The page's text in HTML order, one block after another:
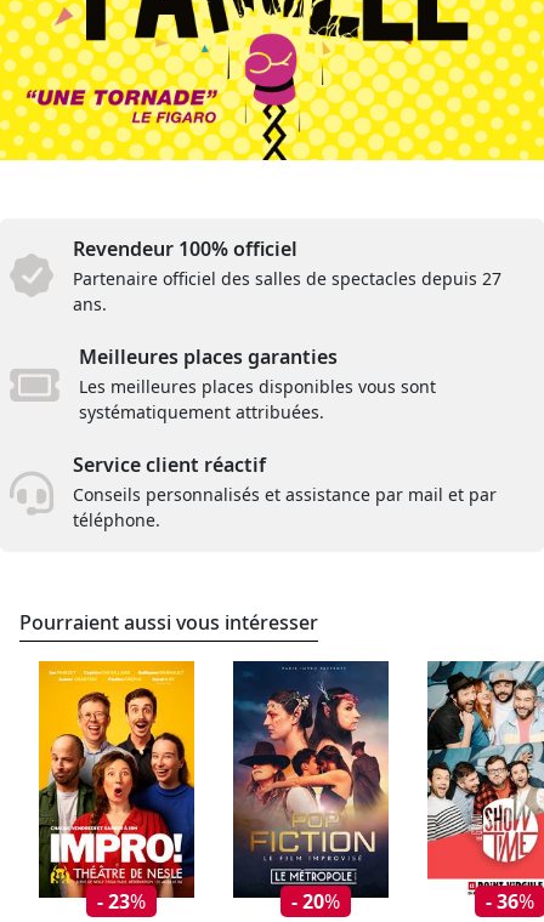
Revendeur 100% officiel
Partenaire officiel des salles de spectacles depuis 27
ans.
Meilleures places garanties
Les meilleures places disponibles vous sont
systématiquement attribuées.
Service client réactif
Conseils personnalisés et assistance par mail et par
téléphone.
Pourraient aussi vous intéresser
- 23% - 20% - 36%